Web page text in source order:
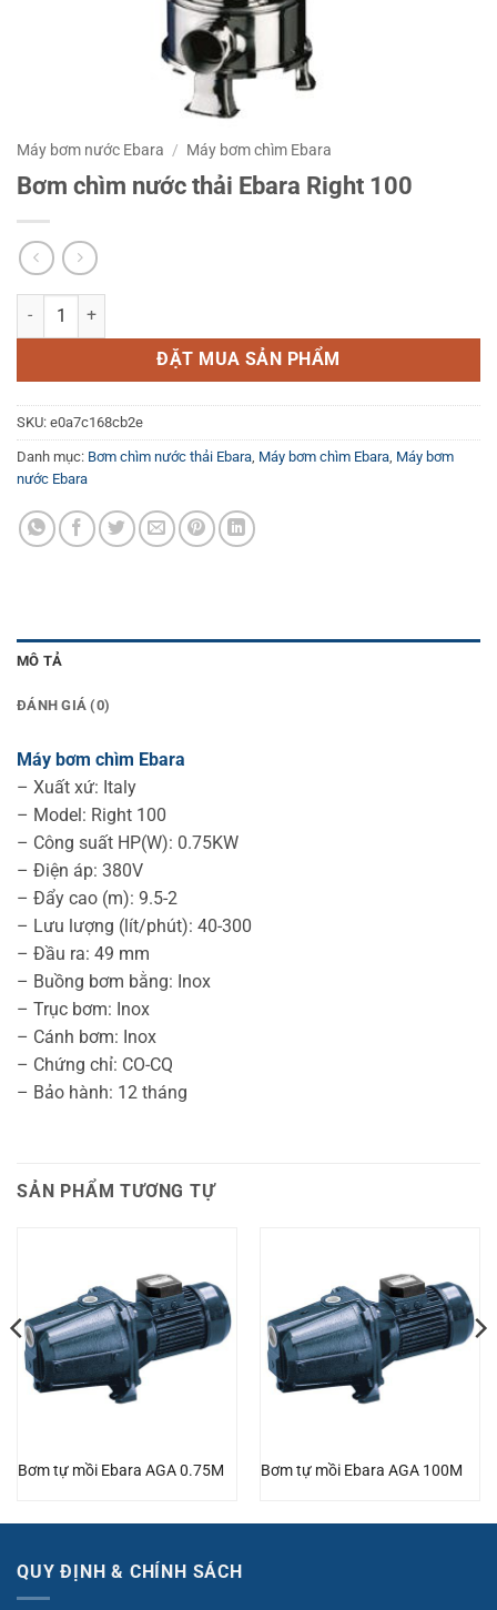
Máy bơm nước Ebara / Máy bơm chìm Ebara
Bơm chìm nước thải Ebara Right 100
Bơm chìm nước thải Ebara Right 100 số lượng
ĐẶT MUA SẢN PHẨM
SKU: e0a7c168cb2e
Danh mục: Bơm chìm nước thải Ebara Máy bơm chìm Ebara Máy bơm
nước Ebara
MÔ TẢ
ĐÁNH GIÁ (0)
Máy bơm chìm Ebara
– Xuất xứ: Italy
– Model: Right 100
– Công suất HP(W): 0.75KW
– Điện áp: 380V
– Đẩy cao (m): 9.5-2
– Lưu lượng (lít/phút): 40-300
– Đầu ra: 49 mm
– Buồng bơm bằng: Inox
– Trục bơm: Inox
– Cánh bơm: Inox
– Chứng chỉ: CO-CQ
– Bảo hành: 12 tháng
SẢN PHẨM TƯƠNG TỰ
Bơm tự mồi Ebara AGA 0.75M Bơm tự mồi Ebara AGA 100M
QUY ĐỊNH & CHÍNH SÁCH